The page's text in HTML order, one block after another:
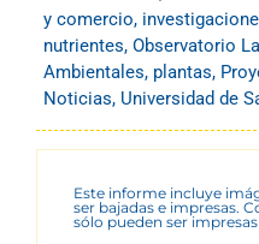
y comercio,
nutrientes, Observatorio
Ambientales, plantas,
Noticias, Universidad de
Este informe incluye
ser bajadas e impresas.
sólo pueden ser